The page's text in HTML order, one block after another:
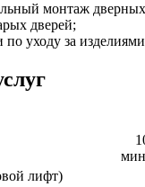
монтаж
дверей;
по уходу за
лифт)